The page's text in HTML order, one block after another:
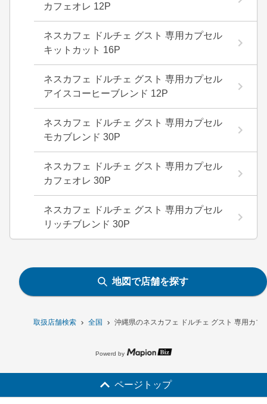
取扱店舗検索 全国 沖縄県のネスカフェ ドルチェ グスト 専用カ
カフェオレ 12P
ネスカフェ ドルチェ グスト 専用カプセル
キットカット 16P
ネスカフェ ドルチェ グスト 専用カプセル
アイスコーヒーブレンド 12P
ネスカフェ ドルチェ グスト 専用カプセル
モカブレンド 30P
ネスカフェ ドルチェ グスト 専用カプセル
カフェオレ 30P
ネスカフェ ドルチェ グスト 専用カプセル
リッチブレンド 30P
地図で店舗を探す
Powerd by
ページトップ